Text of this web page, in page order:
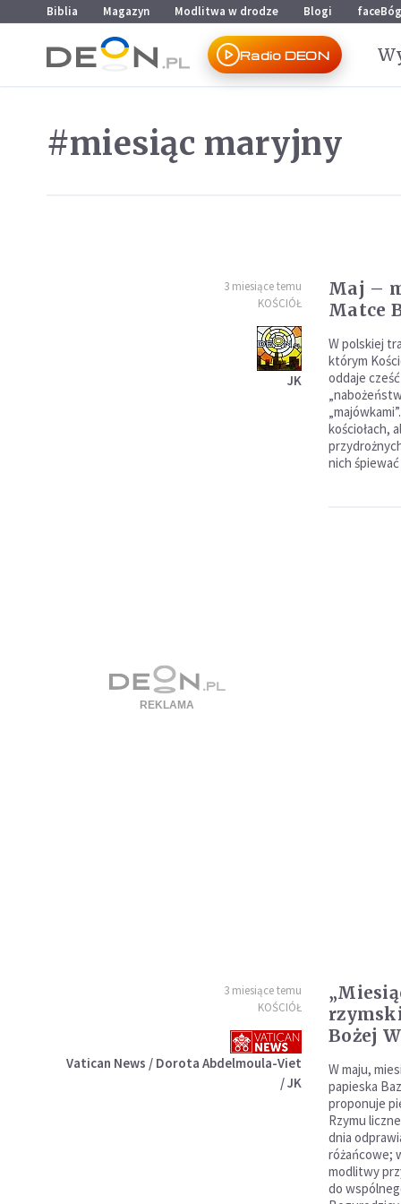
Przejdź do menu głównego
Przejdź do treści
Biblia Magazyn Modlitwa w drodze Blogi faceBóg
Radio DEON
#miesiąc maryjny
3 miesiące temu
KOŚCIÓŁ
JK
Maj –
Matce
W polskiej
którym
oddaje
kościołach,
nich
3 miesiące temu
KOŚCIÓŁ
Vatican News / Dorota Abdelmoula-Viet
/ JK
Bożej
W maju,
papieska
proponuje
Rzymu
dnia
różańcowe;
modlitwy
do